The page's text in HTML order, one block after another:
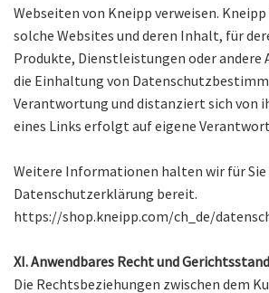
Webseiten von Kneipp verweisen.
solche Websites und deren Inhalt, für
Produkte, Dienstleistungen oder andere
die Einhaltung von
Verantwortung und distanziert sich von
eines Links erfolgt auf eigene
Weitere Informationen halten wir für Sie
Datenschutzerklärung bereit.
https://shop.kneipp.com/ch_de/
XI. Anwendbares Recht und Gerichtsstand
Die Rechtsbeziehungen zwischen dem